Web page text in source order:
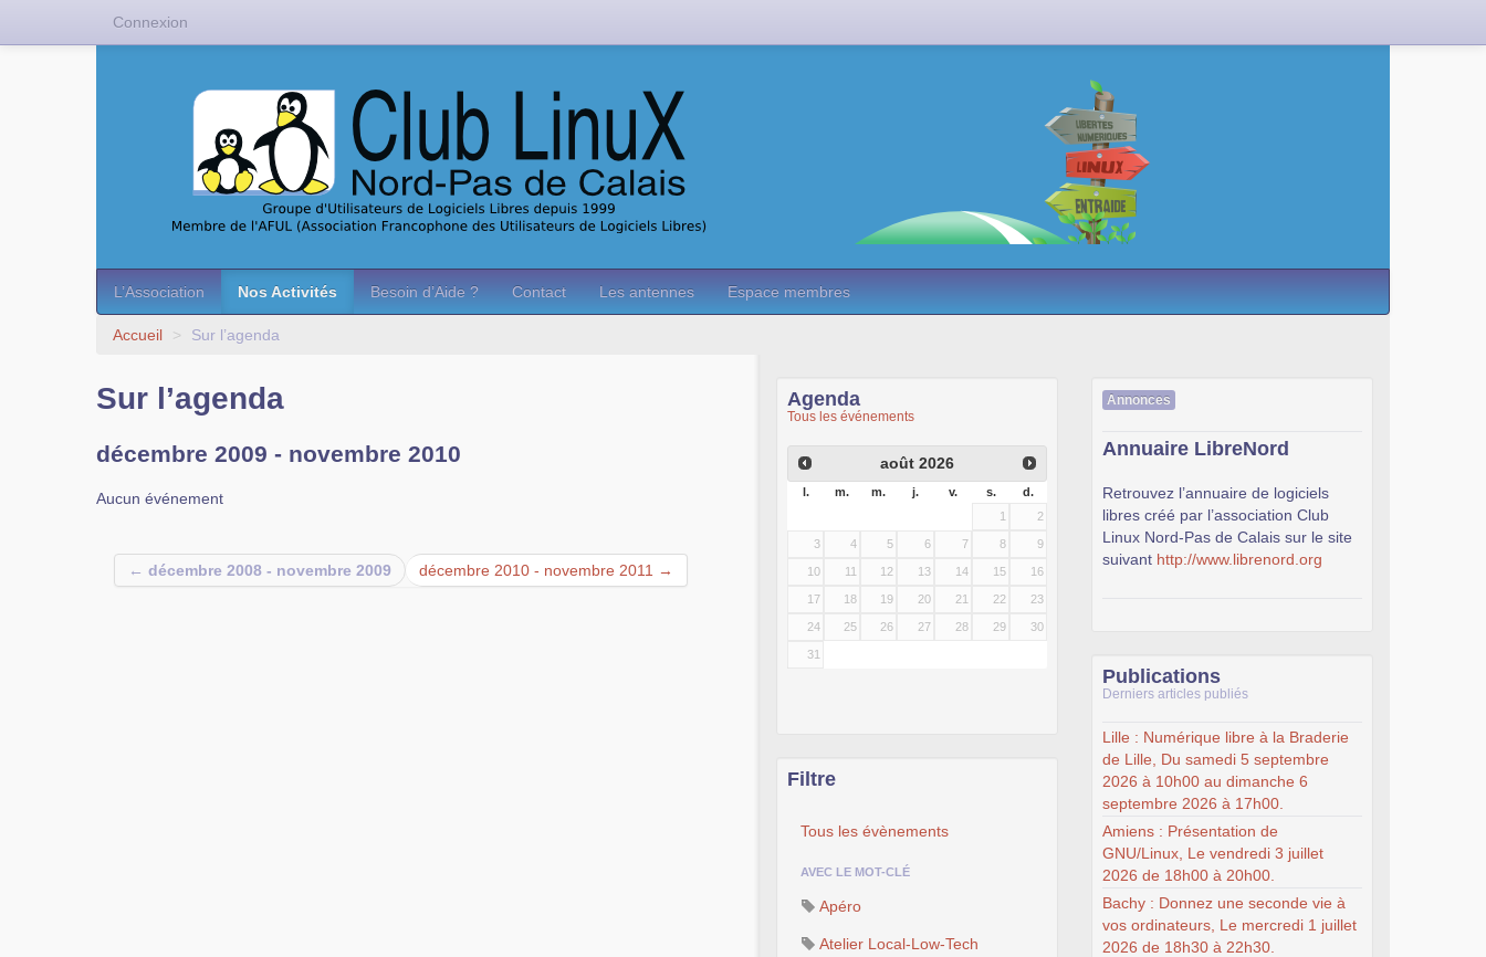
L’Association Nos Activités Besoin d’Aide ? Contact Les antennes Espace membres
Accueil > Sur l’agenda
Sur l’agenda
décembre 2009 - novembre 2010
Aucun événement
← décembre 2008 - novembre 2009 décembre 2010 - novembre 2011 →
Agenda
Tous les événements
août 2026
l. m. m. j. v. s.
d.
1
2
3 4 5 6 7 8 9
10 11 12 13 14 15 16
17 18 19 20 21 22 23
24 25 26 27 28 29 30
31
Filtre
Tous les évènements
AVEC LE MOT-CLÉ
Apéro
Atelier Local-Low-Tech
Annonces
Annuaire LibreNord
Retrouvez l’annuaire de logiciels
libres créé par l’association Club
Linux Nord-Pas de Calais sur le site
suivant http://www.librenord.org
Publications
Derniers articles publiés
Lille : Numérique libre à la Braderie
de Lille, Du samedi 5 septembre
2026 à 10h00 au dimanche 6
septembre 2026 à 17h00.
Amiens : Présentation de
GNU/Linux, Le vendredi 3 juillet
2026 de 18h00 à 20h00.
Bachy : Donnez une seconde vie à
vos ordinateurs, Le mercredi 1 juillet
2026 de 18h30 à 22h30.
Connexion